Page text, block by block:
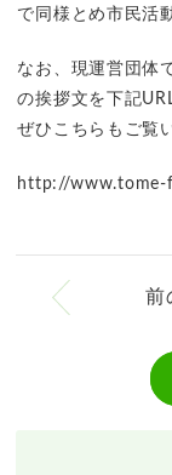
で同様とめ市民活
なお、現運営団体
の挨拶文を下記
ぜひこちらもご覧
http://www.tome-
前